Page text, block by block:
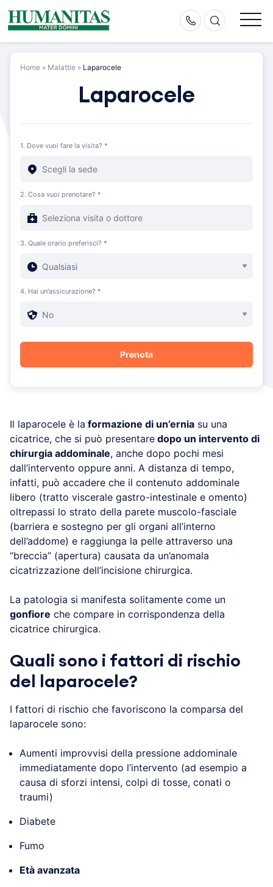
Skip
to
Home » Malattie » Laparocele
Laparocele
1. Dove vuoi fare la visita? *
2. Cosa vuoi prenotare? *
3. Quale orario preferisci? *
4. Hai un'assicurazione? *
Il laparocele è la formazione di un’ernia su una
cicatrice, che si può presentare dopo un intervento di
chirurgia addominale, anche dopo pochi mesi
dall’intervento oppure anni. A distanza di tempo,
infatti, può accadere che il contenuto addominale
libero (tratto viscerale gastro-intestinale e omento)
oltrepassi lo strato della parete muscolo-fasciale
(barriera e sostegno per gli organi all’interno
dell’addome) e raggiunga la pelle attraverso una
“breccia” (apertura) causata da un’anomala
cicatrizzazione dell’incisione chirurgica.
La patologia si manifesta solitamente come un
gonfiore che compare in corrispondenza della
cicatrice chirurgica.
Quali sono i fattori di rischio
del laparocele?
I fattori di rischio che favoriscono la comparsa del
laparocele sono:
Aumenti improvvisi della pressione addominale
immediatamente dopo l’intervento (ad esempio a
causa di sforzi intensi, colpi di tosse, conati o
traumi)
Diabete
Fumo
Età avanzata